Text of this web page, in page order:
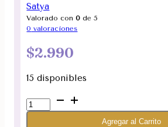
Satya
Valorado con0 de 5
0 valoraciones
$2.990
15 disponibles
Incienso
Jazmín
Agregar al Carrito